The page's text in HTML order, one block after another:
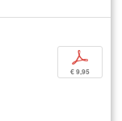
p
€ 9,95